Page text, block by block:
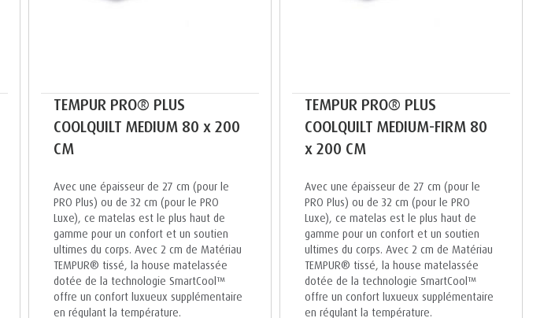
TEMPUR PRO® PLUS
COOLQUILT MEDIUM 80 x 200
CM
Avec une épaisseur de 27 cm (pour le
PRO Plus) ou de 32 cm (pour le PRO
Luxe), ce matelas est le plus haut de
gamme pour un confort et un soutien
ultimes du corps. Avec 2 cm de Matériau
TEMPUR® tissé, la house matelassée
dotée de la technologie SmartCool™
offre un confort luxueux supplémentaire
en régulant la température.
TEMPUR PRO® PLUS
COOLQUILT MEDIUM-FIRM 80
x 200 CM
Avec une épaisseur de 27 cm (pour le
PRO Plus) ou de 32 cm (pour le PRO
Luxe), ce matelas est le plus haut de
gamme pour un confort et un soutien
ultimes du corps. Avec 2 cm de Matériau
TEMPUR® tissé, la house matelassée
dotée de la technologie SmartCool™
offre un confort luxueux supplémentaire
en régulant la température.